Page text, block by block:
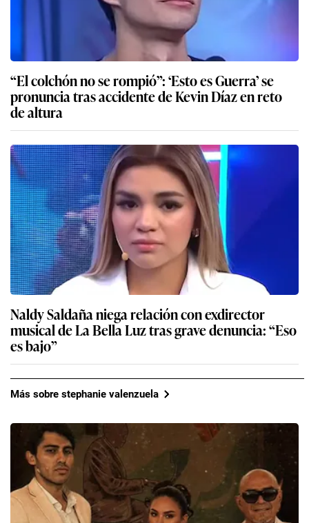
“El colchón no se rompió”: ‘Esto es Guerra’ se
pronuncia tras accidente de Kevin Díaz en reto
de altura
Naldy Saldaña niega relación con exdirector
musical de La Bella Luz tras grave denuncia: “Eso
es bajo”
Más sobre stephanie valenzuela